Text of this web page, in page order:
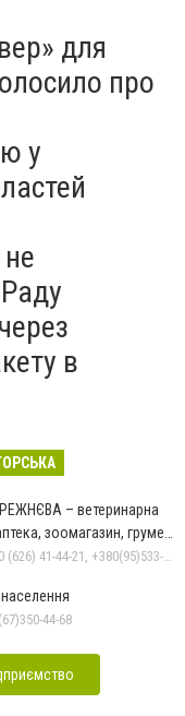
для
про
у
в
– ветеринарна
зоомагазин, грумер,
+380 (50) 695-37-55, +380 (626) 41-44-21, +380(95)533-90-03
44-68